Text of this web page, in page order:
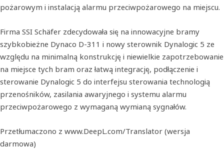
pożarowym i instalacją alarmu przeciwpożarowego na miejscu.
Firma SSI Schäfer zdecydowała się na innowacyjne bramy
szybkobieżne Dynaco D-311 i nowy sterownik Dynalogic 5 ze
względu na minimalną konstrukcję i niewielkie zapotrzebowanie
na miejsce tych bram oraz łatwą integrację, podłączenie i
sterowanie Dynalogic 5 do interfejsu sterowania technologią
przenośników, zasilania awaryjnego i systemu alarmu
przeciwpożarowego z wymaganą wymianą sygnałów.
Przetłumaczono z www.DeepL.com/Translator (wersja
darmowa)